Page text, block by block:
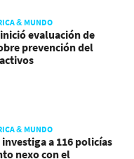
& MUNDO
evaluación de
prevención del
& MUNDO
investiga a 116 policías
nexo con el